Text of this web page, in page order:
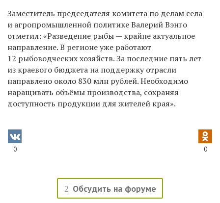
Заместитель председателя комитета по делам села
и агропромышленной политике Валерий Вэнго
отметил: «Разведение рыбы — крайне актуальное
направление. В регионе уже работают
12 рыбоводческих хозяйств. За последние пять лет
из краевого бюджета на поддержку отрасли
направлено около 830 млн рублей. Необходимо
наращивать объёмы производства, сохраняя
доступность продукции для жителей края».
0 0
2 Обсудить на форуме